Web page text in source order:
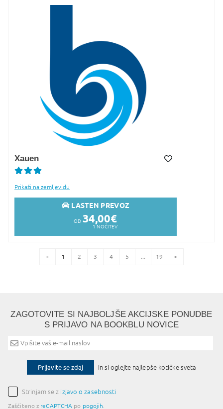
Xauen
Prikaži na zemljevidu
LASTEN PREVOZ
OD 34,00€
1 NOČITEV
1
2
3
4
5
19
ZAGOTOVITE SI NAJBOLJŠE AKCIJSKE PONUDBE
S PRIJAVO NA BOOKBLU NOVICE
Prijavite se zdaj In si oglejte najlepše kotičke sveta
Strinjam se z izjavo o zasebnosti
Zaščiteno z reCAPTCHA po pogojih